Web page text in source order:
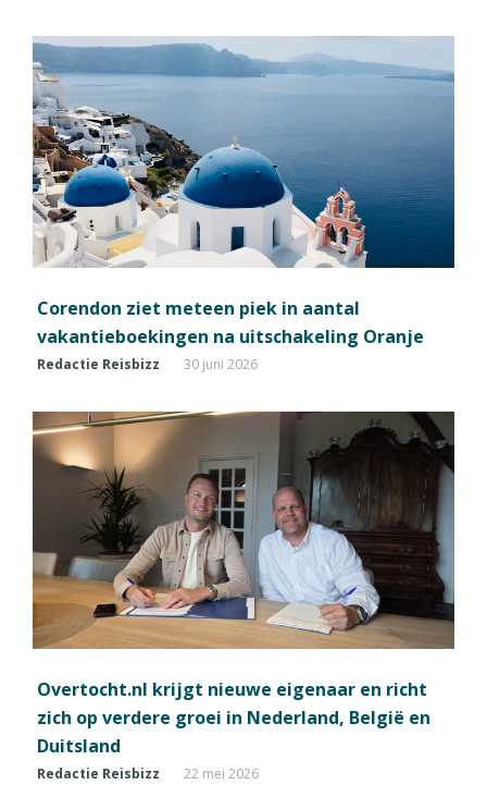
Corendon ziet meteen piek in aantal
vakantieboekingen na uitschakeling Oranje
Redactie Reisbizz 30 juni 2026
Overtocht.nl krijgt nieuwe eigenaar en richt
zich op verdere groei in Nederland, België en
Duitsland
Redactie Reisbizz 22 mei 2026